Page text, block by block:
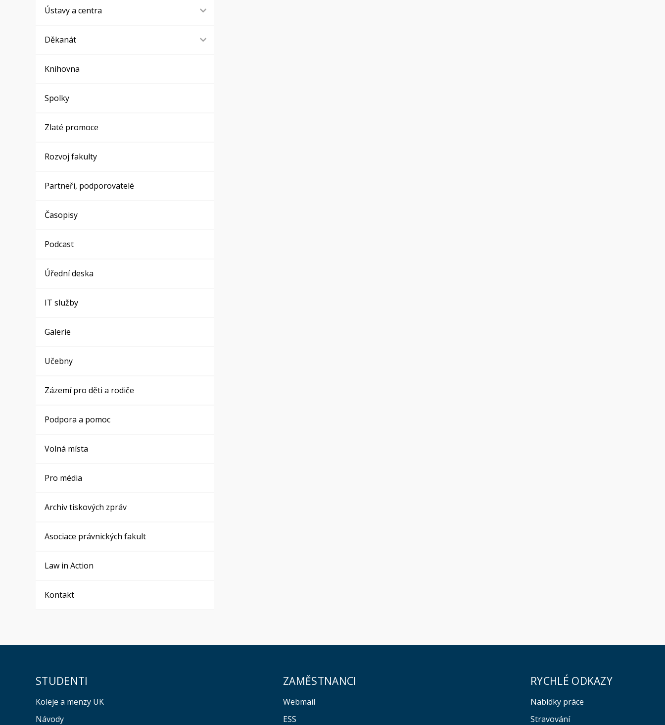
Ústavy a centra
Děkanát
Knihovna
Spolky
Zlaté promoce
Rozvoj fakulty
Partneři, podporovatelé
Časopisy
Podcast
Úřední deska
IT služby
Galerie
Učebny
Zázemí pro děti a rodiče
Podpora a pomoc
Volná místa
Pro média
Archiv tiskových zpráv
Asociace právnických fakult
Law in Action
Kontakt
STUDENTI
Koleje a menzy UK
Návody
ZAMĚSTNANCI
Webmail
ESS
RYCHLÉ ODKAZY
Nabídky práce
Stravování